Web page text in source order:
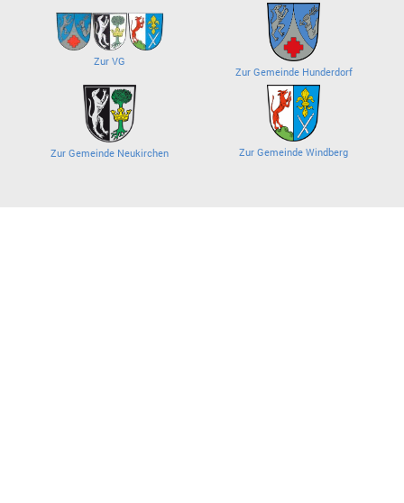
Zur VG
Zur Gemeinde Hunderdorf
Zur Gemeinde Neukirchen Zur Gemeinde Windberg